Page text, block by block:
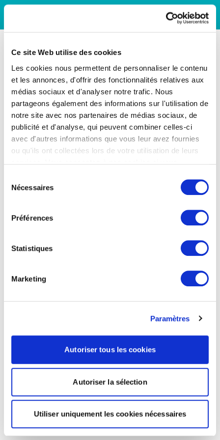
Ce site Web utilise des cookies
Les cookies nous permettent de personnaliser le contenu
et les annonces, d'offrir des fonctionnalités relatives aux
médias sociaux et d'analyser notre trafic. Nous
partageons également des informations sur l'utilisation de
notre site avec nos partenaires de médias sociaux, de
publicité et d'analyse, qui peuvent combiner celles-ci
avec d'autres informations que vous leur avez fournies
ou qu'ils ont collectées lors de votre utilisation de leurs
Nécessaires
Préférences
Statistiques
Marketing
Paramètres
Autoriser tous les cookies
Autoriser la sélection
Utiliser uniquement les cookies nécessaires